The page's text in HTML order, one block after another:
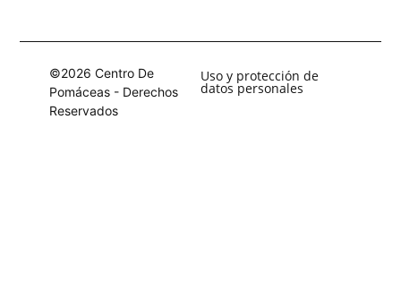
©2026 Centro De
Pomáceas - Derechos
Reservados
Uso y protección de
datos personales